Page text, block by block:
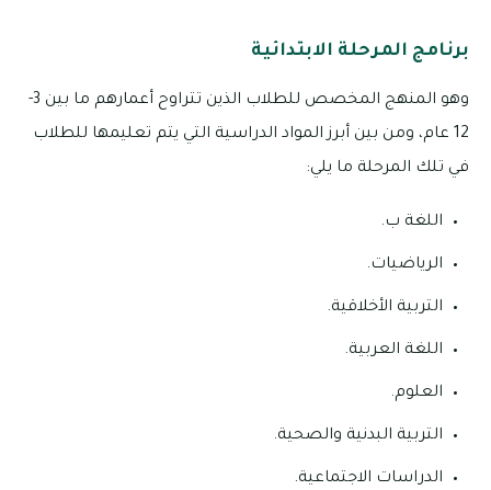
برنامج المرحلة الابتدائية
وهو المنهج المخصص للطلاب الذين تتراوح أعمارهم ما بين 3-
12 عام، ومن بين أبرز المواد الدراسية التي يتم تعليمها للطلاب
في تلك المرحلة ما يلي:
اللغة ب.
الرياضيات.
التربية الأخلاقية.
اللغة العربية.
العلوم.
التربية البدنية والصحية.
الدراسات الاجتماعية.